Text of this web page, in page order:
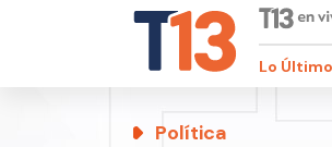
Lo Último
Política